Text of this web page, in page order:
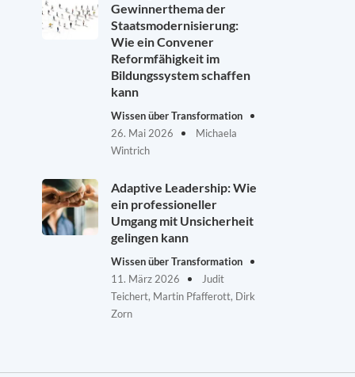
Gewinnerthema der
Staatsmodernisierung:
Wie ein Convener
Reformfähigkeit im
Bildungssystem schaffen
kann
Wissen über Transformation
26. Mai 2026
Michaela
Wintrich
Adaptive Leadership: Wie
ein professioneller
Umgang mit Unsicherheit
gelingen kann
Wissen über Transformation
11. März 2026
Judit
Teichert, Martin Pfafferott, Dirk
Zorn